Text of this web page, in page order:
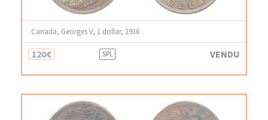
Canada, Georges V, 1 dollar, 1936
120€ SPL VENDU